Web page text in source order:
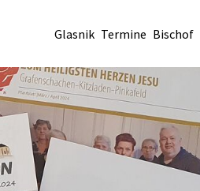
Glasnik Termine Bischof